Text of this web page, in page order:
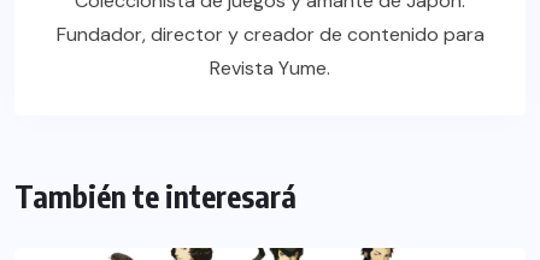
Fundador, director y creador de contenido para
Revista Yume.
También te interesará